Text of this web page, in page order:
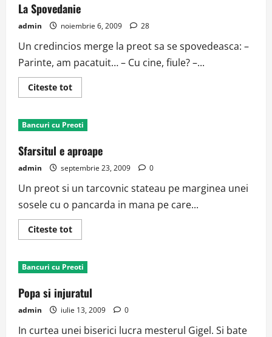
La Spovedanie
admin noiembrie 6, 2009 28
Un credincios merge la preot sa se spovedeasca: –
Parinte, am pacatuit… – Cu cine, fiule? –...
Citeste totRead
more
Spovedanie
Bancuri cu Preoti
Sfarsitul e aproape
admin septembrie 23, 2009 0
Un preot si un tarcovnic stateau pe marginea unei
sosele cu o pancarda in mana pe care...
Citeste totRead
more
e
aproape
Bancuri cu Preoti
Popa si injuratul
admin iulie 13, 2009 0
In curtea unei biserici lucra mesterul Gigel. Si bate